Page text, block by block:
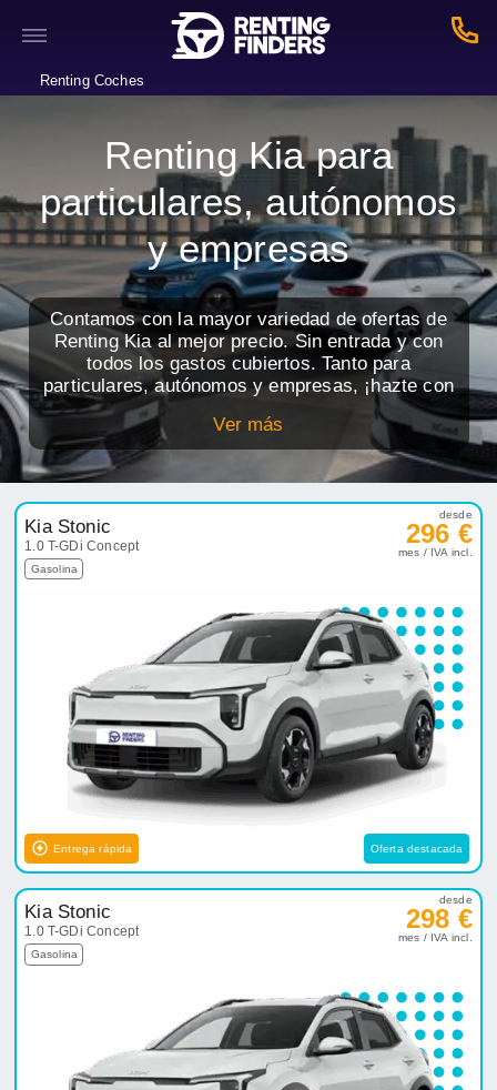
Renting Coches
Renting Kia para
particulares, autónomos
y empresas
Contamos con la mayor variedad de ofertas de
Renting Kia al mejor precio. Sin entrada y con
todos los gastos cubiertos. Tanto para
particulares, autónomos y empresas, ¡hazte con
tu Kia favorito mediante el renting de coches!
Ver más
Kia Stonic
1.0 T-GDi Concept
Gasolina
desde
296 €
mes / IVA incl.
Entrega rápida Oferta destacada
Kia Stonic
1.0 T-GDi Concept
Gasolina
desde
298 €
mes / IVA incl.